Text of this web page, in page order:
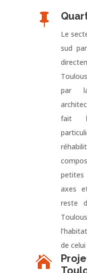

Le
sud
par
fait
axes
reste
de
